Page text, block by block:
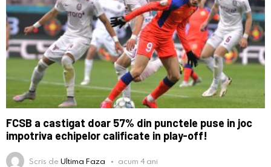
FCSB a castigat doar 57% din punctele puse in joc
impotriva echipelor calificate in play-off!
Scris deUltima Faza acum 4 ani